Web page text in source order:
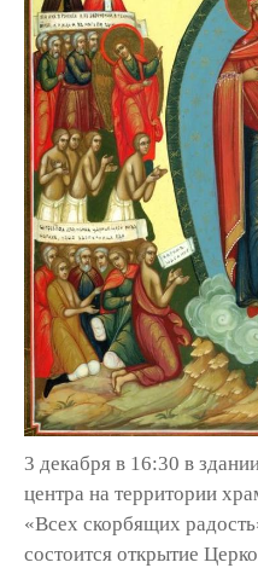
3 декабря в 16:30 в
центра на территории
«Всех скорбящих
состоится открытие